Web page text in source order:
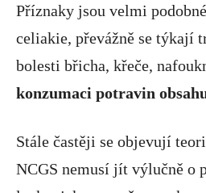
Příznaky jsou velmi
celiakie, převážně se týkají
bolesti břicha, křeče,
konzumaci potravin
Stále častěji se objevují
NCGS nemusí jít výlučně o